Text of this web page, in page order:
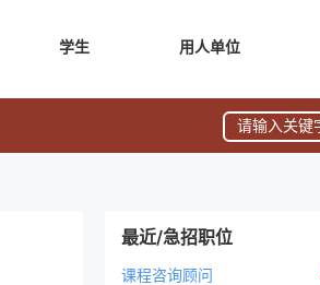
学生 用人单位
最近/急招职位
课程咨询顾问